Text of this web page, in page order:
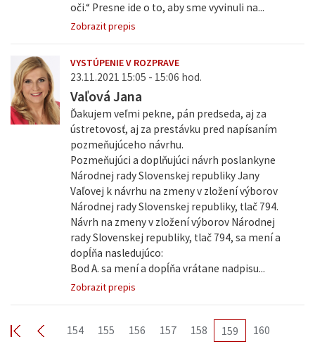
oči.“ Presne ide o to, aby sme vyvinuli na...
Zobrazit prepis
VYSTÚPENIE V ROZPRAVE
23.11.2021 15:05 - 15:06 hod.
Vaľová Jana
Ďakujem veľmi pekne, pán predseda, aj za
ústretovosť, aj za prestávku pred napísaním
pozmeňujúceho návrhu.
Pozmeňujúci a doplňujúci návrh poslankyne
Národnej rady Slovenskej republiky Jany
Vaľovej k návrhu na zmeny v zložení výborov
Národnej rady Slovenskej republiky, tlač 794.
Návrh na zmeny v zložení výborov Národnej
rady Slovenskej republiky, tlač 794, sa mení a
dopĺňa nasledujúco:
Bod A. sa mení a dopĺňa vrátane nadpisu...
Zobrazit prepis
154 155 156 157 158 159 160